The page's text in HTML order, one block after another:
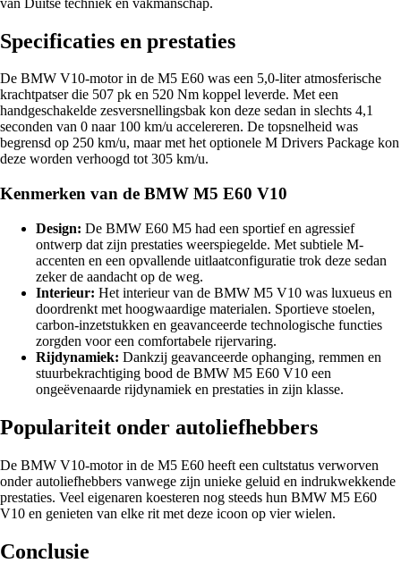
Specificaties en prestaties
De BMW V10-motor in de M5 E60 was een 5,0-liter atmosferische
krachtpatser die 507 pk en 520 Nm koppel leverde. Met een
handgeschakelde zesversnellingsbak kon deze sedan in slechts 4,1
seconden van 0 naar 100 km/u accelereren. De topsnelheid was
begrensd op 250 km/u, maar met het optionele M Drivers Package kon
deze worden verhoogd tot 305 km/u.
Kenmerken van de BMW M5 E60 V10
Design: De BMW E60 M5 had een sportief en agressief
ontwerp dat zijn prestaties weerspiegelde. Met subtiele M-
accenten en een opvallende uitlaatconfiguratie trok deze sedan
zeker de aandacht op de weg.
Interieur: Het interieur van de BMW M5 V10 was luxueus en
doordrenkt met hoogwaardige materialen. Sportieve stoelen,
carbon-inzetstukken en geavanceerde technologische functies
zorgden voor een comfortabele rijervaring.
Rijdynamiek: Dankzij geavanceerde ophanging, remmen en
stuurbekrachtiging bood de BMW M5 E60 V10 een
ongeëvenaarde rijdynamiek en prestaties in zijn klasse.
Populariteit onder autoliefhebbers
De BMW V10-motor in de M5 E60 heeft een cultstatus verworven
onder autoliefhebbers vanwege zijn unieke geluid en indrukwekkende
prestaties. Veel eigenaren koesteren nog steeds hun BMW M5 E60
V10 en genieten van elke rit met deze icoon op vier wielen.
Conclusie